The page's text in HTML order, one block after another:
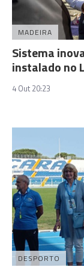
MADEIRA
Sistema
instalado no
4 Out 20:23
DESPORTO